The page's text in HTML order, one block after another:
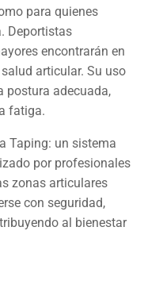
para quienes
Deportistas
encontrarán en
articular. Su uso
postura adecuada,
fatiga.
Taping: un sistema
por profesionales
zonas articulares
con seguridad,
al bienestar